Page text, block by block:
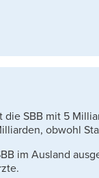
SBB mit 5
obwohl
im Ausland